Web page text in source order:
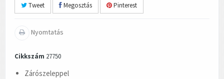
Tweet Megosztás Pinterest
Nyomtatás
Cikkszám 27750
Zárószeleppel